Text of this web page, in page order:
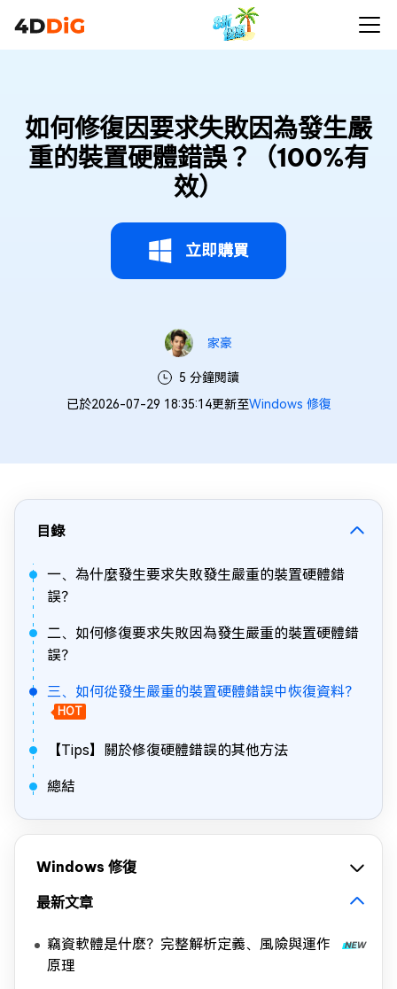
如何修復因要求失敗因為發生嚴
重的裝置硬體錯誤？（100%有
效）
立即購買
家豪
5 分鐘閱讀
已於2026-07-29 18:35:14更新至Windows 修復
目錄
一、為什麼發生要求失敗發生嚴重的裝置硬體錯
誤？
二、如何修復要求失敗因為發生嚴重的裝置硬體錯
誤？
三、如何從發生嚴重的裝置硬體錯誤中恢復資料？
HOT
【Tips】關於修復硬體錯誤的其他方法
總結
Windows 修復
最新文章
竊資軟體是什麽？完整解析定義、風險與運作
原理